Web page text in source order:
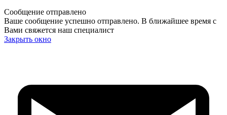
Сообщение отправлено
Ваше сообщение успешно отправлено. В ближайшее время с
Вами свяжется наш специалист
Закрыть окно